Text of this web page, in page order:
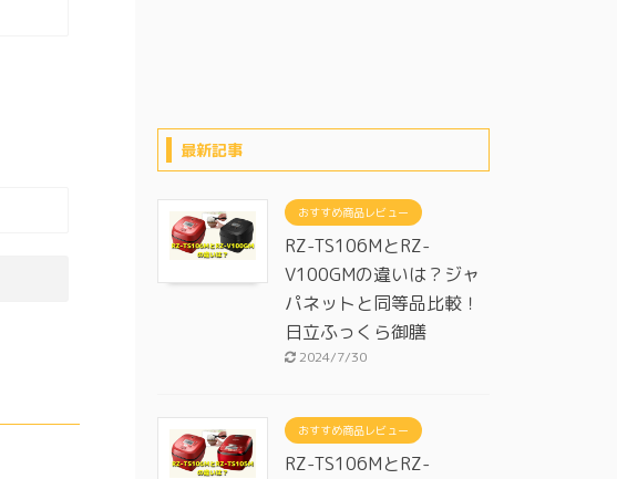
最新記事
おすすめ商品レビュー
RZ-TS106MとRZ-
V100GMの違いは？ジャ
パネットと同等品比較！
日立ふっくら御膳
2024/7/30
おすすめ商品レビュー
RZ-TS106MとRZ-